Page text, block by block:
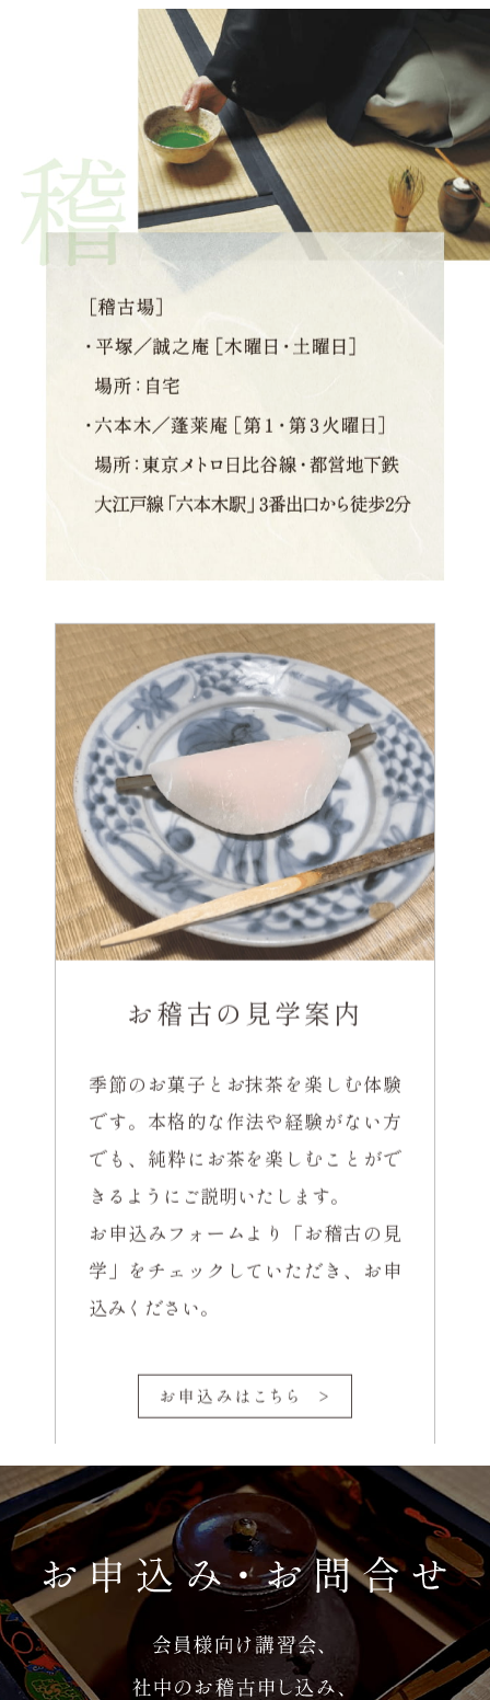
お稽古の見学案内
季節のお菓子とお抹茶を楽しむ体験
です。本格的な作法や経験がない方
でも、純粋にお茶を楽しむことがで
きるようにご説明いたします。
お申込みフォームより「お稽古の見
学」をチェックしていただき、お申
込みください。